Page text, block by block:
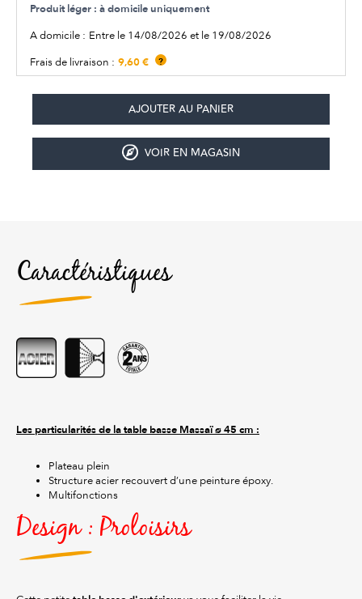
Produit léger : à domicile uniquement
A domicile : Entre le 14/08/2026 et le 19/08/2026
Frais de livraison : 9,60 € ?
VOIR EN MAGASIN
Caractéristiques
Les particularités de la table basse Massaï ø 45 cm :
Plateau plein
Structure acier recouvert d’une peinture époxy.
Multifonctions
Design : Proloisirs